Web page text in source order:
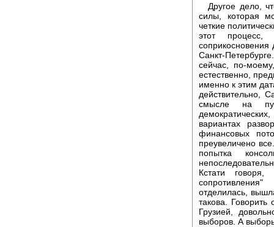
Другое дело,
силы, которая
четкие
этот процесс,
Санкт-
сейчас, по-
естественно,
именно к этим
действительно,
смысле на
вариантах
финансовых
преувеличено
попытка
Кстати говоря,
отделилась,
такова.
Грузией,
выборов. А